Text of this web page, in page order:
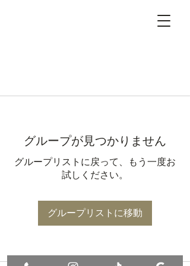
グループが見つかりません
グループリストに戻って、もう一度お
試しください。
グループリストに移動